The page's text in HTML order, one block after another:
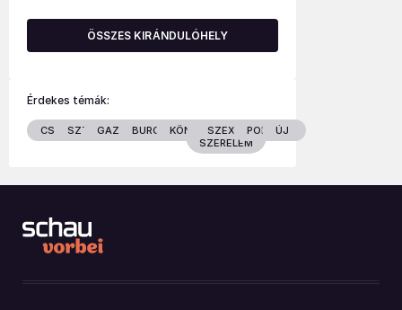
ÖSSZES KIRÁNDULÓHELY
Érdekes témák:
CSALÁDSZTÁROKGAZDASÁGBURGENLANDKÖNYVEKSZEX &
SZERELEM
POLITIKA
ÚJ